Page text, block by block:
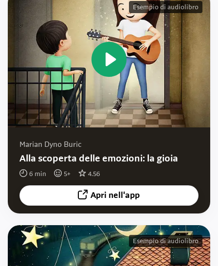
Esempio di audiolibro
Marian Dyno Buric
Alla scoperta delle emozioni: la gioia
6 min 5+ 4.56
Apri nell'app
Esempio di audiolibro